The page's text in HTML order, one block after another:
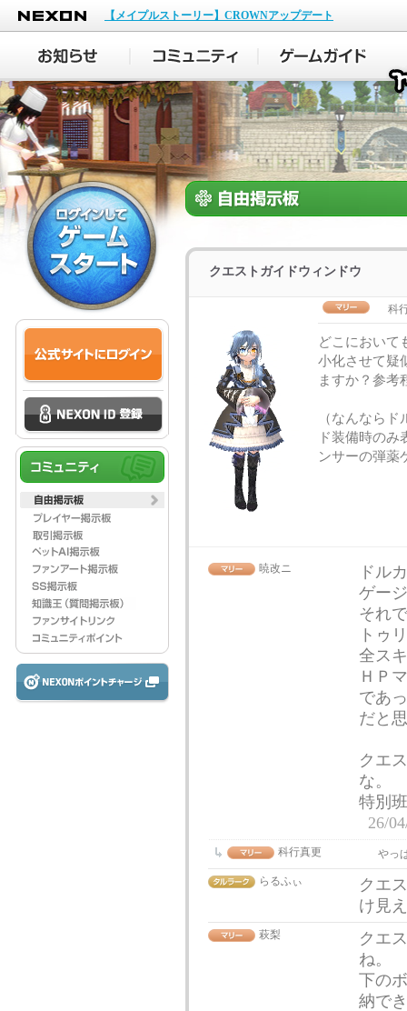
NEXON
【メイプルストーリー】CROWNアップデート
クエストガイドウィンドウ
科
どこにおいて
小化させて疑
ますか？参考
（なんなら
ド装備時の
ンサーの弾薬
暁改ニ
ドル
ゲー
それ
トゥ
全ス
ＨＰ
であ
だと
クエ
な。
特別
26/
科行真更 やっ
らるふぃ
クエ
け見
萩梨
クエ
ね。
下の
納で